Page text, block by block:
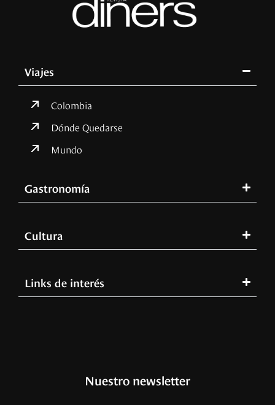
Viajes
Colombia
Dónde Quedarse
Mundo
Gastronomía
Cultura
Links de interés
Nuestro newsletter